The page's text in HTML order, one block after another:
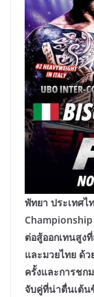
พัทยา ประเทศไ
Championship
ต่อสู้ออกเทนสูง
และมวยไทย ด้
ครั้งและการชก
จับคู่ที่น่าตื่นเต้น